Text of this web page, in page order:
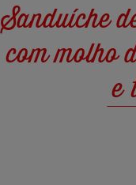
Sanduíche
com molho
e